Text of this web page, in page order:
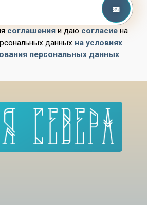
соглашения и даю согласие на
данных на условиях
персональных данных